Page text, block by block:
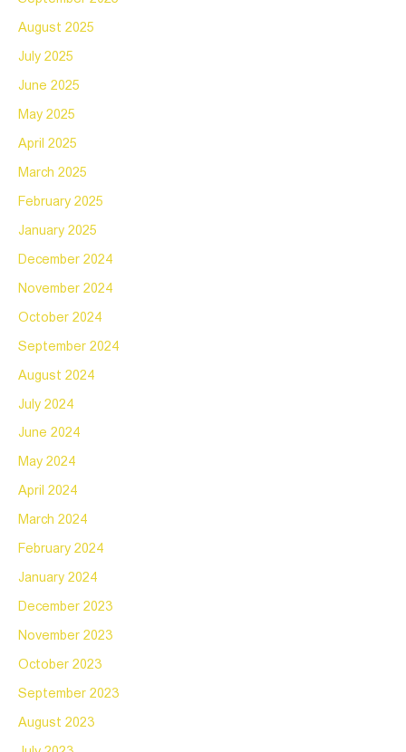
August 2025
July 2025
June 2025
May 2025
April 2025
March 2025
February 2025
January 2025
December 2024
November 2024
October 2024
September 2024
August 2024
July 2024
June 2024
May 2024
April 2024
March 2024
February 2024
January 2024
December 2023
November 2023
October 2023
September 2023
August 2023